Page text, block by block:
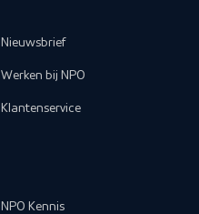
Nieuwsbrief
Werken bij NPO
Klantenservice
NPO Kennis